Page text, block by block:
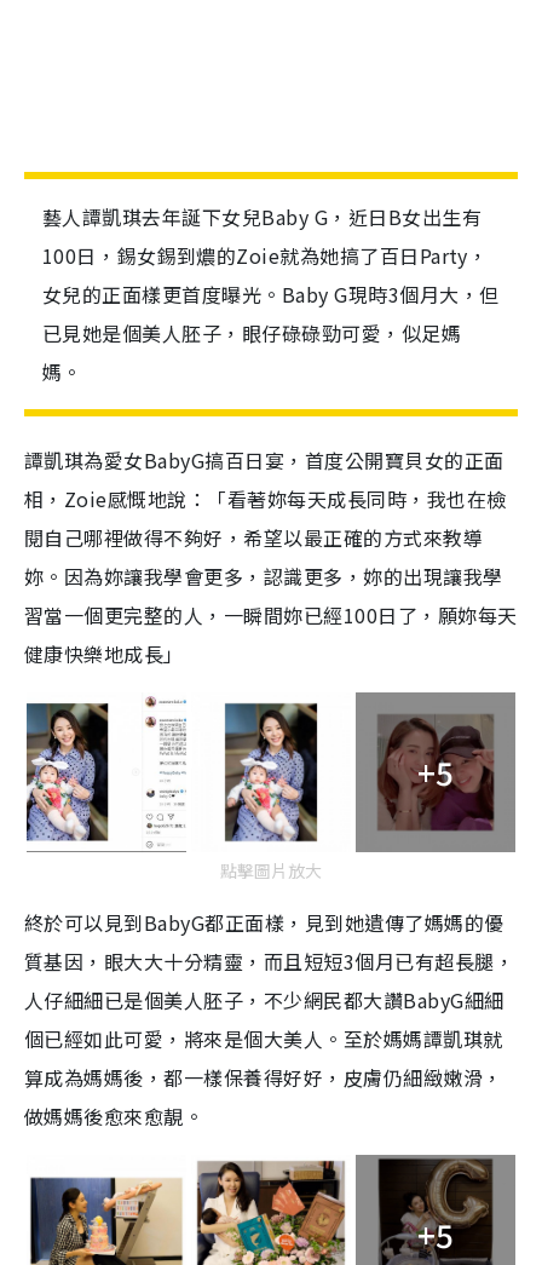
藝人譚凱琪去年誕下女兒Baby G，近日B女出生有
100日，錫女錫到燶的Zoie就為她搞了百日Party，
女兒的正面樣更首度曝光。Baby G現時3個月大，但
已見她是個美人胚子，眼仔碌碌勁可愛，似足媽
媽。
譚凱琪為愛女BabyG搞百日宴，首度公開寶貝女的正面
相，Zoie感慨地說：「看著妳每天成長同時，我也在檢
閱自己哪裡做得不夠好，希望以最正確的方式來教導
妳。因為妳讓我學會更多，認識更多，妳的出現讓我學
習當一個更完整的人，一瞬間妳已經100日了，願妳每天
健康快樂地成長」
+5
點擊圖片放大
終於可以見到BabyG都正面樣，見到她遺傳了媽媽的優
質基因，眼大大十分精靈，而且短短3個月已有超長腿，
人仔細細已是個美人胚子，不少網民都大讚BabyG細細
個已經如此可愛，將來是個大美人。至於媽媽譚凱琪就
算成為媽媽後，都一樣保養得好好，皮膚仍細緻嫩滑，
做媽媽後愈來愈靚。
+5